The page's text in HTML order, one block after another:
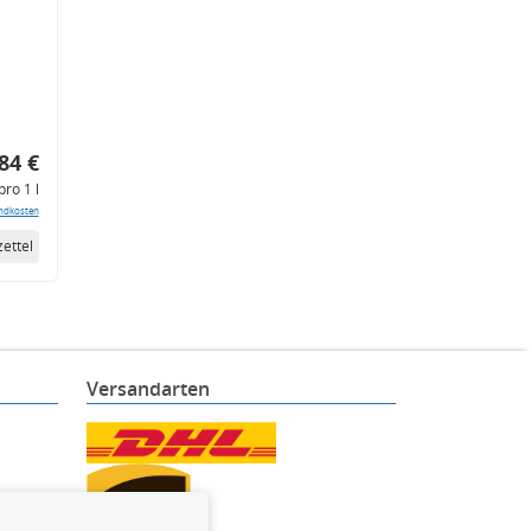
€
1 l
Versandarten